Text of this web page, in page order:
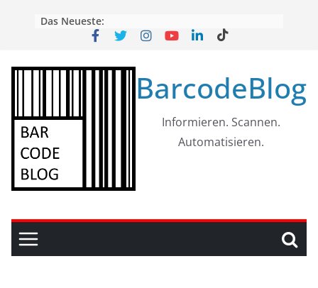
Das Neueste:
BarcodeBlog
Informieren. Scannen.
Automatisieren.